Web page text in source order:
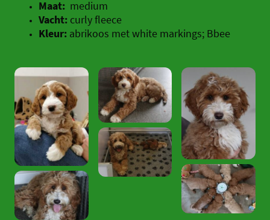
Maat: medium
Vacht: curly fleece
Kleur: abrikoos met white markings; Bbee